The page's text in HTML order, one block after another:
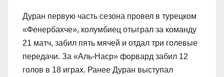
Дуран первую часть сезона провел в турецком
«Фенербахче», колумбиец отыграл за команду
21 матч, забил пять мячей и отдал три голевые
передачи. За «Аль‑Наср» форвард забил 12
голов в 18 играх. Ранее Дуран выступал